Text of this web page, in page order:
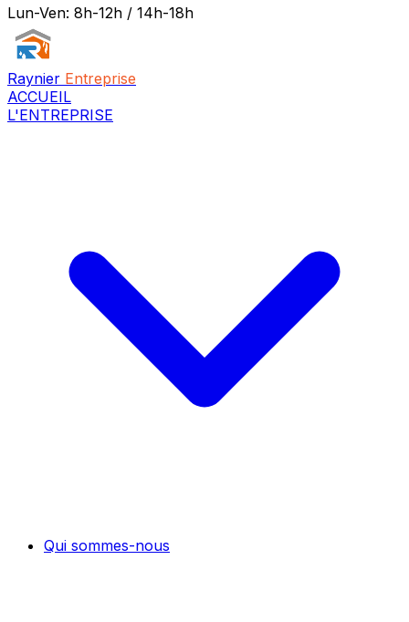
Lun-Ven: 8h-12h / 14h-18h
Raynier Entreprise
ACCUEIL
L'ENTREPRISE
Qui sommes-nous